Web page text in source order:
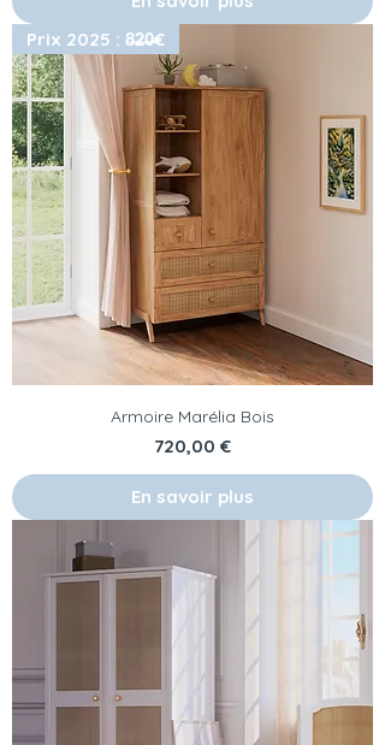
Prix 2025 : 8̶2̶0̶€
Armoire Marélia Bois
Prix
720,00 €
En savoir plus